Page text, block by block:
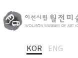
로고
KOR ENG